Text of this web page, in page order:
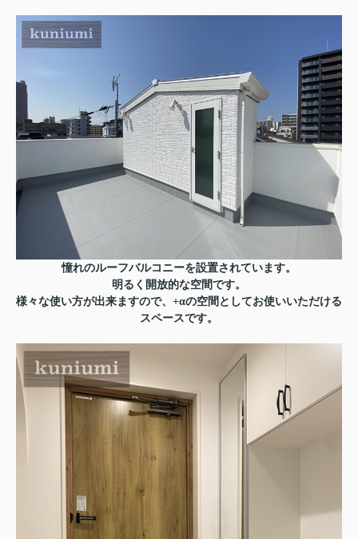
憧れのルーフバルコニーを設置されています。
明るく開放的な空間です。
様々な使い方が出来ますので、+αの空間としてお使いいただける
スペースです。